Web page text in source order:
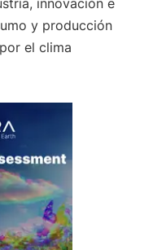
innovación e
y producción
el clima